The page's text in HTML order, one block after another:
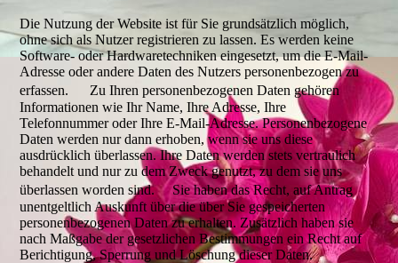
Die Nutzung der Website ist für Sie grundsätzlich möglich,
ohne sich als Nutzer registrieren zu lassen. Es werden keine
Software- oder Hardwaretechniken eingesetzt, um die E-Mail-
Adresse oder andere Daten des Nutzers personenbezogen zu
erfassen. Zu Ihren personenbezogenen Daten gehören
Informationen wie Ihr Name, Ihre Adresse, Ihre
Telefonnummer oder Ihre E-Mail-Adresse. Personenbezogene
Daten werden nur dann erhoben, wenn sie uns diese
ausdrücklich überlassen. Ihre Daten werden stets vertraulich
behandelt und nur zu dem Zweck genutzt, zu dem sie uns
überlassen worden sind. Sie haben das Recht, auf Antrag
unentgeltlich Auskunft über die über Sie gespeicherten
personenbezogenen Daten zu erhalten. Zusätzlich haben sie
nach Maßgabe der gesetzlichen Bestimmungen ein Recht auf
Berichtigung, Sperrung und Löschung dieser Daten.